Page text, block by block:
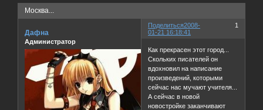
Москва...
Поделиться 1
2008-
01-21 16:18:41
Дафна
Администратор
Как прекрасен этот город...
Скольких писателей он
вдохновил на написание
произведений, которыми
сейчас нас мучают учителя...
А сейчас в новой
новостройке заканчивают